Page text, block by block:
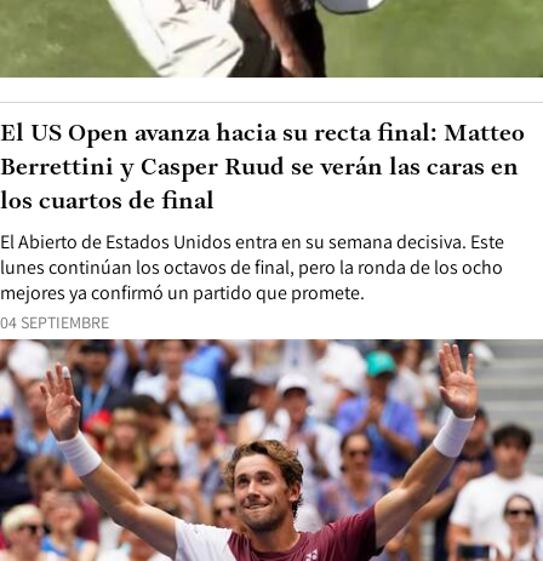
04 SEPTIEMBRE
El Abierto de Estados Unidos entra en su semana decisiva. Este
lunes continúan los octavos de final, pero la ronda de los ocho
mejores ya confirmó un partido que promete.
El US Open avanza hacia su recta final: Matteo
Berrettini y Casper Ruud se verán las caras en
los cuartos de final